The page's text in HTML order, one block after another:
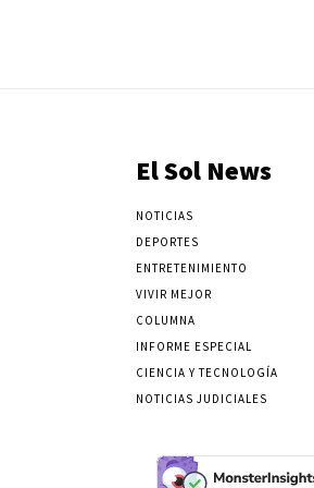
El Sol News
NOTICIAS
DEPORTES
ENTRETENIMIENTO
VIVIR MEJOR
COLUMNA
INFORME ESPECIAL
CIENCIA Y TECNOLOGÍA
NOTICIAS JUDICIALES